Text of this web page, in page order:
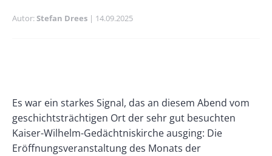
Autor Stefan Drees Publikationsdatum
14.09.2025
Right
Paragraphs
Text
Es war ein starkes Signal, das an diesem Abend vom
geschichtsträchtigen Ort der sehr gut besuchten
Kaiser-Wilhelm-Gedächtniskirche ausging: Die
Eröffnungsveranstaltung des Monats der